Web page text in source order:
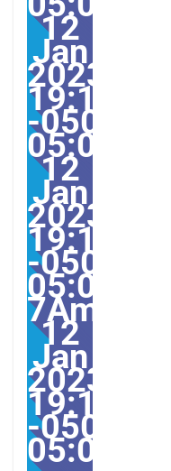
12
Jan
2023
19:18:09
-0500-
12
Jan
2023
19:18:09
-0500-
05:00-
12
Jan
2023
19:18:09
-0500-